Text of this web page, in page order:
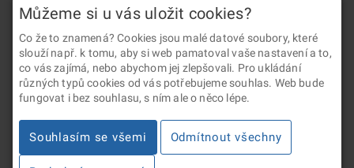
2026 © Digitální a informační agentura • Informace jsou poskytovány
v souladu se zákonem č. 106/1999 Sb., o svobodném přístupu
k informacím.
Můžeme si u vás uložit cookies?
Co že to znamená? Cookies jsou malé datové soubory, které
slouží např. k tomu, aby si web pamatoval vaše nastavení a to,
co vás zajímá, nebo abychom jej zlepšovali. Pro ukládání
různých typů cookies od vás potřebujeme souhlas. Web bude
fungovat i bez souhlasu, s ním ale o něco lépe.
Souhlasím se všemi Odmítnout všechny